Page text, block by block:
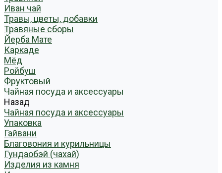
Иван чай
Травы, цветы, добавки
Травяные сборы
Йерба Мате
Каркаде
Мёд
Ройбуш
Фруктовый
Чайная посуда и аксессуары
Назад
Чайная посуда и аксессуары
Упаковка
Гайвани
Благовония и курильницы
Гундаобэй (чахай)
Изделия из камня